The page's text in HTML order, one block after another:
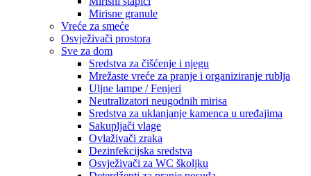
Mirisne granule
Vreće za smeće
Osvježivači prostora
Sve za dom
Sredstva za čišćenje i njegu
Mrežaste vreće za pranje i organiziranje rublja
Uljne lampe / Fenjeri
Neutralizatori neugodnih mirisa
Sredstva za uklanjanje kamenca u uređajima
Sakupljači vlage
Ovlaživači zraka
Dezinfekcijska sredstva
Osvježivači za WC školjku